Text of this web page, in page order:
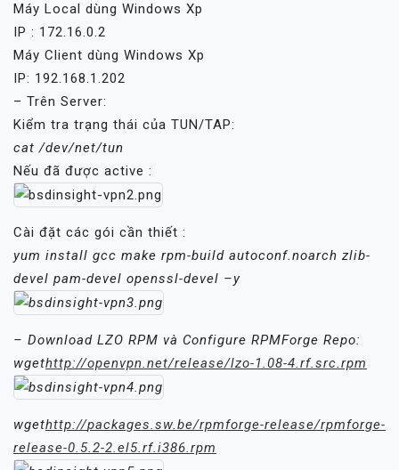
Máy Local dùng Windows Xp
IP : 172.16.0.2
Máy Client dùng Windows Xp
IP: 192.168.1.202
– Trên Server:
Kiểm tra trạng thái của TUN/TAP:
cat /dev/net/tun
Nếu đã được active :
Cài đặt các gói cần thiết :
yum install gcc make rpm-build autoconf.noarch zlib-
devel pam-devel openssl-devel –y
– Download LZO RPM và Configure RPMForge Repo:
wgethttp://openvpn.net/release/lzo-1.08-4.rf.src.rpm
wgethttp://packages.sw.be/rpmforge-release/rpmforge-
release-0.5.2-2.el5.rf.i386.rpm